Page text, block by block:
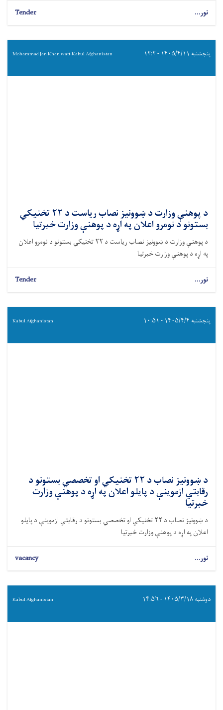
نور... Tender
پنجشنبه ۱۴۰۵/۴/۱۱ - ۱۲:۲ Mohammad Jan Khan watt-Kabul Afghanistan
د پوهنې وزارت د ښوونیز نصاب ریاست د ۲۲ تخنیکي
بستونو د نومرو اعلان په اړه د پوهنې وزارت خبرتیا
د پوهنې وزارت د ښوونیز نصاب ریاست د ۲۲ تخنیکي بستونو د نومرو اعلان
په اړه د پوهنې وزارت خبرتیا
نور... Tender
پنجشنبه ۱۴۰۵/۴/۴ - ۱۰:۵۱ Kabul Afghanistan
د ښوونیز نصاب د ۲۲ تخنیکي او تخصصي بستونو د
رقابتي ازموینې د پایلو اعلان په اړه د پوهنې وزارت
خبرتیا
د ښوونیز نصاب د ۲۲ تخنیکي او تخصصي بستونو د رقابتي ازموینې د پایلو
اعلان په اړه د پوهنې وزارت خبرتیا
نور... vacancy
دوشنبه ۱۴۰۵/۳/۱۸ - ۱۴:۵۶ Kabul Afghanistan